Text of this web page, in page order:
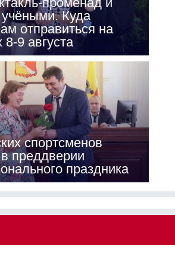
учёными. Куда
отправиться на
9 августа
спортсменов
преддверии
праздника